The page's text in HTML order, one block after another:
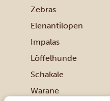
Zebras
Elenantilopen
Impalas
Löffelhunde
Schakale
Warane